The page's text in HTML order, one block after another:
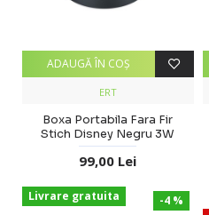
ERT
Boxa Portabila Fara Fir
Stich Disney Negru 3W
99,00 Lei
ADAUGĂ ÎN COŞ
Livrare gratuita
-4 %